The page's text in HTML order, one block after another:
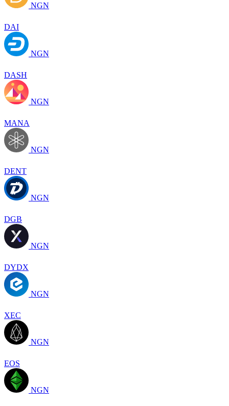
NGN
DAI
NGN
DASH
NGN
MANA
NGN
DENT
NGN
DGB
NGN
DYDX
NGN
XEC
NGN
EOS
NGN